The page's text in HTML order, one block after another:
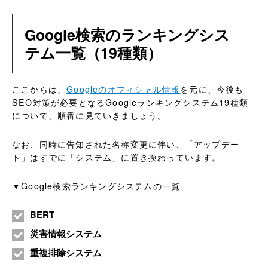
Google検索のランキングシス
テム一覧（19種類）
ここからは、Googleのオフィシャル情報を元に、今後も
SEO対策が必要となるGoogleランキングシステム19種類
について、順番に見ていきましょう。
なお、同時に告知された名称変更に伴い、「アップデー
ト」はすでに「システム」に置き換わっています。
▼Google検索ランキングシステムの一覧
BERT
災害情報システム
重複排除システム